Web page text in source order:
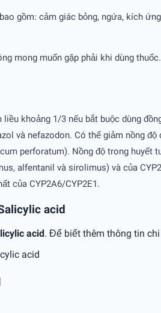
gồm: cảm giác bỏng, ngứa, kích
mong muốn gặp phải khi dùng thuốc.
khoảng 1/3 nếu bắt buộc dùng
và nefazodon. Có thể giảm nồng
perforatum). Nồng độ trong
alfentanil và sirolimus) và của
của CYP2A6/CYP2E1.
acid
acid . Để biết thêm thông tin
acid